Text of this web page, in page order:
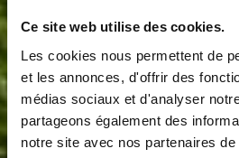
Ce site web utilise des cookies.
Les cookies nous permettent de
et les annonces, d'offrir des
médias sociaux et d'analyser
partageons également des
notre site avec nos partenaires
Rock